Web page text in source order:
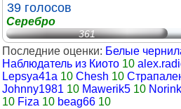
39 голосов
Серебро
361
Последние оценки: Белые
Наблюдатель из Киото 10
Lepsya41a 10 Chesh 10
Johnny1981 10 Mawerik5 10
10 Fiza 10 beag66 10